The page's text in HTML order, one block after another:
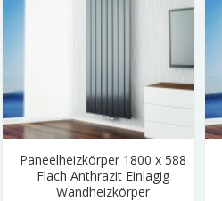
Paneelheizkörper 1800 x 588
Flach Anthrazit Einlagig
Wandheizkörper